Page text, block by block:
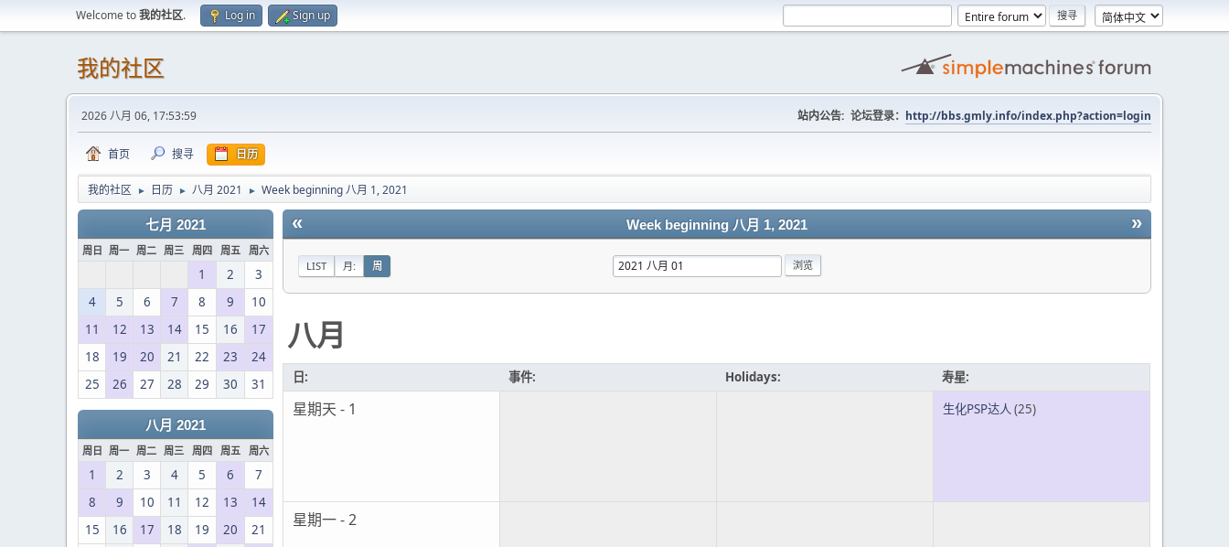
Welcome to我的社区. Log in Sign up
我的社区
2026 八月 06, 17:53:59 站内公告: 论坛登录： http://bbs.gmly.info/index.php?action=login
首页 搜寻 日历
我的社区 ► 日历 ► 八月 2021 ► Week beginning 八月 1, 2021
七月 2021
周日 周一 周二 周三 周四 周五 周六
1 2
3
4
5 6 7 8 9
10
11
12 13 14 15 16
17
18
19 20 21 22 23
24
25
26 27 28 29 30 31
八月 2021
周日 周一 周二 周三 周四 周五 周六
1 2 3 4 5 6
7
8
9 10 11 12 13
14
15
16 17 18 19 20
21
« »
Week beginning 八月 1, 2021
LIST 月: 周
八月
日: 事件: Holidays: 寿星:
星期天 - 1 生化PSP达人 (25)
星期一 - 2